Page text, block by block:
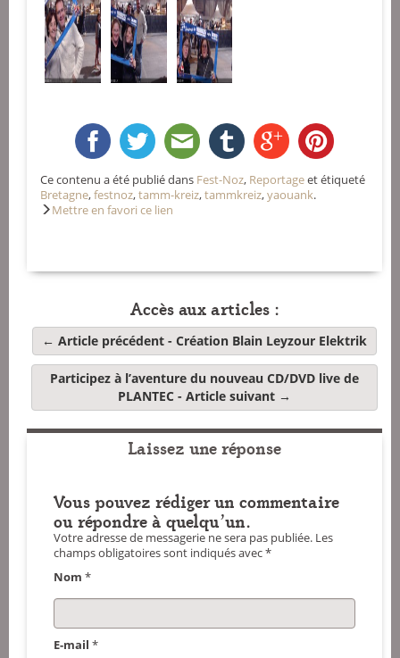
Ce contenu a été publié dans Fest-Noz, Reportageet étiqueté
Bretagne,festnoz,tamm-kreiz,tammkreiz,yaouank.
Mettre en favori ce lien
Accès aux articles :
← Article précédent - Création Blain Leyzour Elektrik
Participez à l’aventure du nouveau CD/DVD live de
PLANTEC - Article suivant →
Laissez une réponse
Vous pouvez rédiger un commentaire
ou répondre à quelqu'un.
Votre adresse de messagerie ne sera pas publiée. Les
champs obligatoires sont indiqués avec*
Nom *
E-mail *